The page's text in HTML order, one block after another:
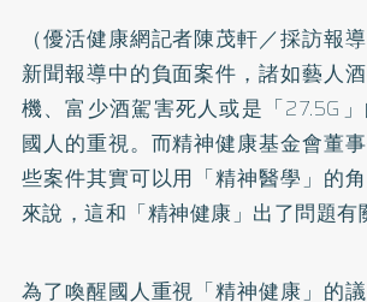
（優活健康網記者陳茂軒／採訪報
新聞報導中的負面案件，諸如藝人
機、富少酒駕害死人或是「27.5G
國人的重視。而精神健康基金會董
些案件其實可以用「精神醫學」的
來說，這和「精神健康」出了問題有
為了喚醒國人重視「精神健康」的